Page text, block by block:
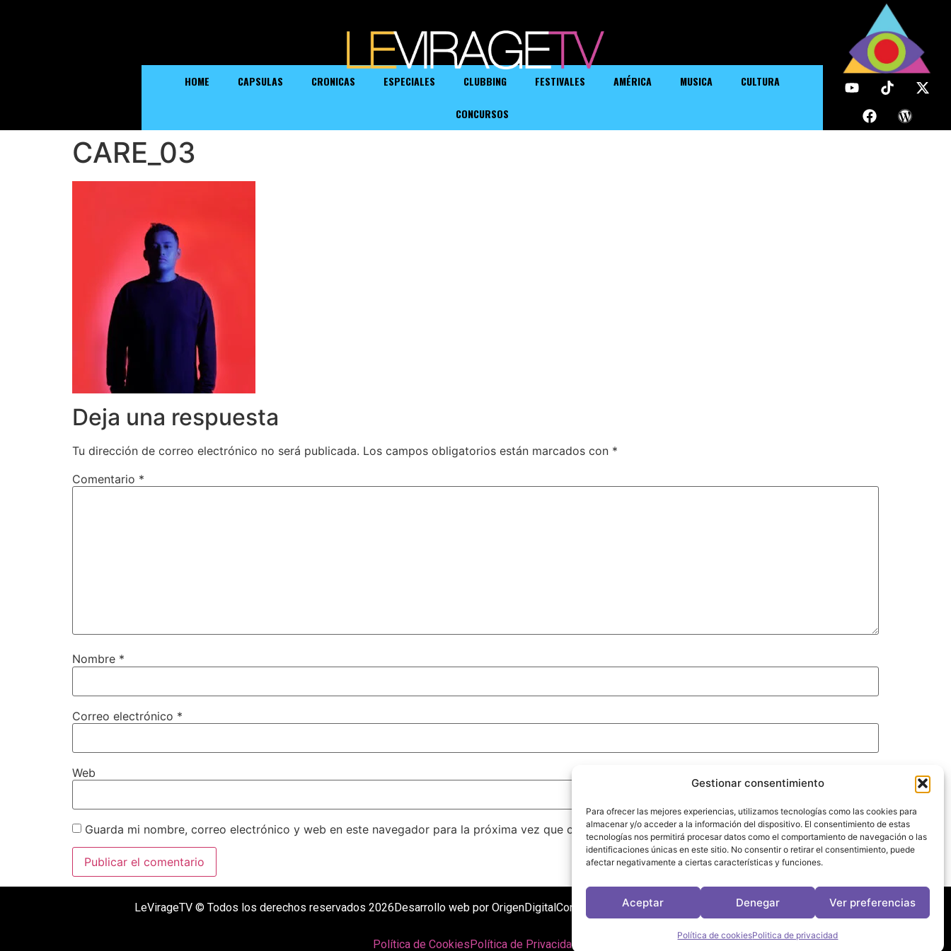
Gestionar consentimiento
Para ofrecer las mejores experiencias, utilizamos tecnologías como las cookies para
almacenar y/o acceder a la información del dispositivo. El consentimiento de estas
tecnologías nos permitirá procesar datos como el comportamiento de navegación o las
identificaciones únicas en este sitio. No consentir o retirar el consentimiento, puede
afectar negativamente a ciertas características y funciones.
Aceptar Denegar Ver preferencias
Política de cookiesPolitica de privacidad
HOME CAPSULAS CRONICAS ESPECIALES CLUBBING FESTIVALES AMÉRICA MUSICA CULTURA
CONCURSOS
CARE_03
Deja una respuesta
Tu dirección de correo electrónico no será publicada. Los campos obligatorios están marcados con *
Comentario *
Nombre *
Correo electrónico *
Web
Guarda mi nombre, correo electrónico y web en este navegador para la próxima vez que comente.
LeVirageTV © Todos los derechos reservados 2026 Desarrollo web por OrigenDigital Contacto: info@leviragetv
Política de Cookies Política de Privacidad